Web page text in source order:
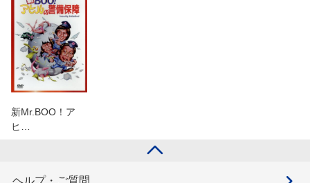
新Mr.BOO！ア
ヒ…
ヘルプ・ご質問